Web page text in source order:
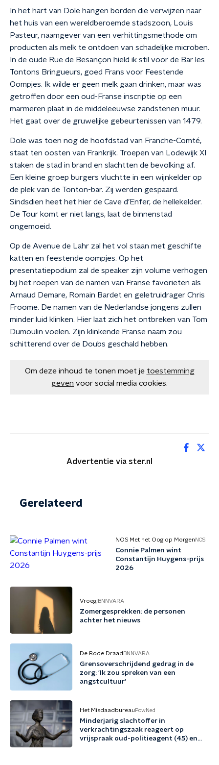
In het hart van Dole hangen borden die verwijzen naar
het huis van een wereldberoemde stadszoon, Louis
Pasteur, naamgever van een verhittingsmethode om
producten als melk te ontdoen van schadelijke microben.
In de oude Rue de Besançon hield ik stil voor de Bar les
Tontons Bringueurs, goed Frans voor Feestende
Oompjes. Ik wilde er geen melk gaan drinken, maar was
getroffen door een oud-Franse inscriptie op een
marmeren plaat in de middeleeuwse zandstenen muur.
Het gaat over de gruwelijke gebeurtenissen van 1479.
Dole was toen nog de hoofdstad van Franche-Comté,
staat ten oosten van Frankrijk. Troepen van Lodewijk XI
staken de stad in brand en slachtten de bevolking af.
Een kleine groep burgers vluchtte in een wijnkelder op
de plek van de Tonton-bar. Zij werden gespaard.
Sindsdien heet het hier de Cave d’Enfer, de hellekelder.
De Tour komt er niet langs, laat de binnenstad
ongemoeid.
Op de Avenue de Lahr zal het vol staan met geschifte
katten en feestende oompjes. Op het
presentatiepodium zal de speaker zijn volume verhogen
bij het roepen van de namen van Franse favorieten als
Arnaud Demare, Romain Bardet en geletruidrager Chris
Froome. De namen van de Nederlandse jongens zullen
minder luid klinken. Hier laat zich het ontbreken van Tom
Dumoulin voelen. Zijn klinkende Franse naam zou
schitterend over de Doubs geschald hebben.
Om deze inhoud te tonen moet je toestemming
geven voor social media cookies.
Advertentie via ster.nl
Gerelateerd
NOS Met het Oog op Morgen NOS
Connie Palmen wint
Constantijn Huygens-prijs
2026
Vroeg! BNNVARA
Zomergesprekken: de personen
achter het nieuws
De Rode Draad BNNVARA
Grensoverschrijdend gedrag in de
zorg: 'Ik zou spreken van een
angstcultuur'
Het Misdaadbureau PowNed
Minderjarig slachtoffer in
verkrachtingszaak reageert op
vrijspraak oud-politieagent (45) en